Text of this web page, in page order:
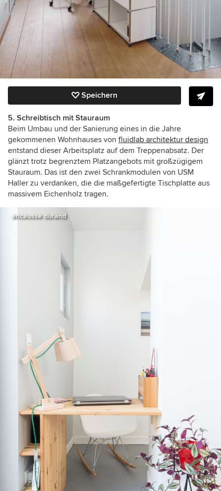
Speichern
5. Schreibtisch mit Stauraum
Beim Umbau und der Sanierung eines in die Jahre
gekommenen Wohnhauses von fluidlab architektur design
entstand dieser Arbeitsplatz auf dem Treppenabsatz. Der
glänzt trotz begrenztem Platzangebots mit großzügigem
Stauraum. Das ist den zwei Schrankmodulen von USM
Haller zu verdanken, die die maßgefertigte Tischplatte aus
massivem Eichenholz tragen.
encausse durand